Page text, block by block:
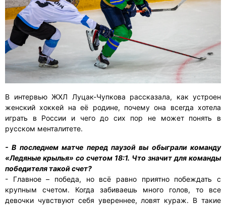
В интервью ЖХЛ Луцак-Чупкова рассказала, как устроен
женский хоккей на её родине, почему она всегда хотела
играть в России и чего до сих пор не может понять в
русском менталитете.
- В последнем матче перед паузой вы обыграли команду
«Ледяные крылья» со счетом 18:1. Что значит для команды
победителя такой счет?
- Главное – победа, но всё равно приятно побеждать с
крупным счетом. Когда забиваешь много голов, то все
девочки чувствуют себя увереннее, ловят кураж. В такие